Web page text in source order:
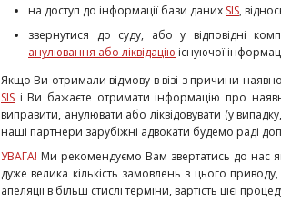
на доступ до інформації бази даних SIS,
звернутися до суду, або у відповідні
анулювання або ліквідацію існуючої
Якщо Ви отримали відмову в візі з причини
SIS і Ви бажаєте отримати інформацію про
виправити, анулювати або ліквідовувати (у
наші партнери зарубіжні адвокати будемо раді
УВАГА! Ми рекомендуємо Вам звертатись до нас
дуже велика кількість замовлень з цього
апеляції в більш стислі терміни, вартість цієї